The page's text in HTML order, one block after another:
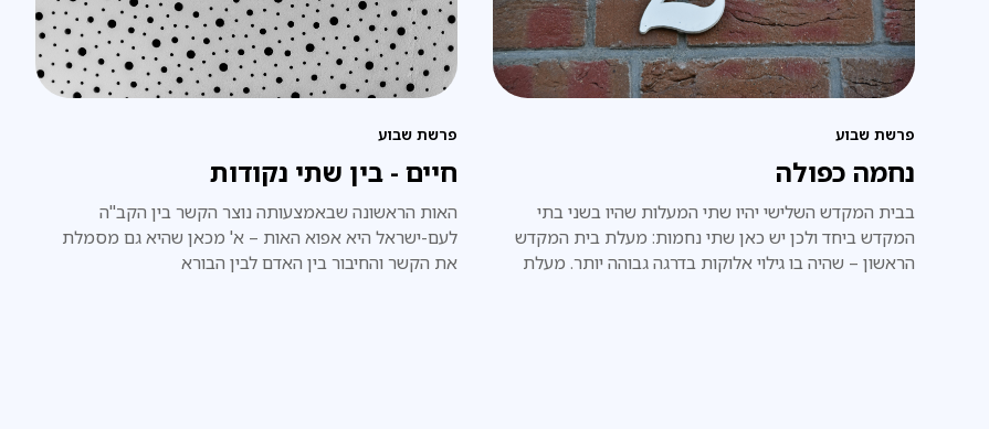
פרשת שבוע
נחמה כפולה
בבית המקדש השלישי יהיו שתי המעלות שהיו בשני בתי
המקדש ביחד ולכן יש כאן שתי נחמות: מעלת בית המקדש
הראשון – שהיה בו גילוי אלוקות בדרגה גבוהה יותר. מעלת
פרשת שבוע
חיים - בין שתי נקודות
האות הראשונה שבאמצעותה נוצר הקשר בין הקב"ה
לעם-ישראל היא אפוא האות – א' מכאן שהיא גם מסמלת
את הקשר והחיבור בין האדם לבין הבורא